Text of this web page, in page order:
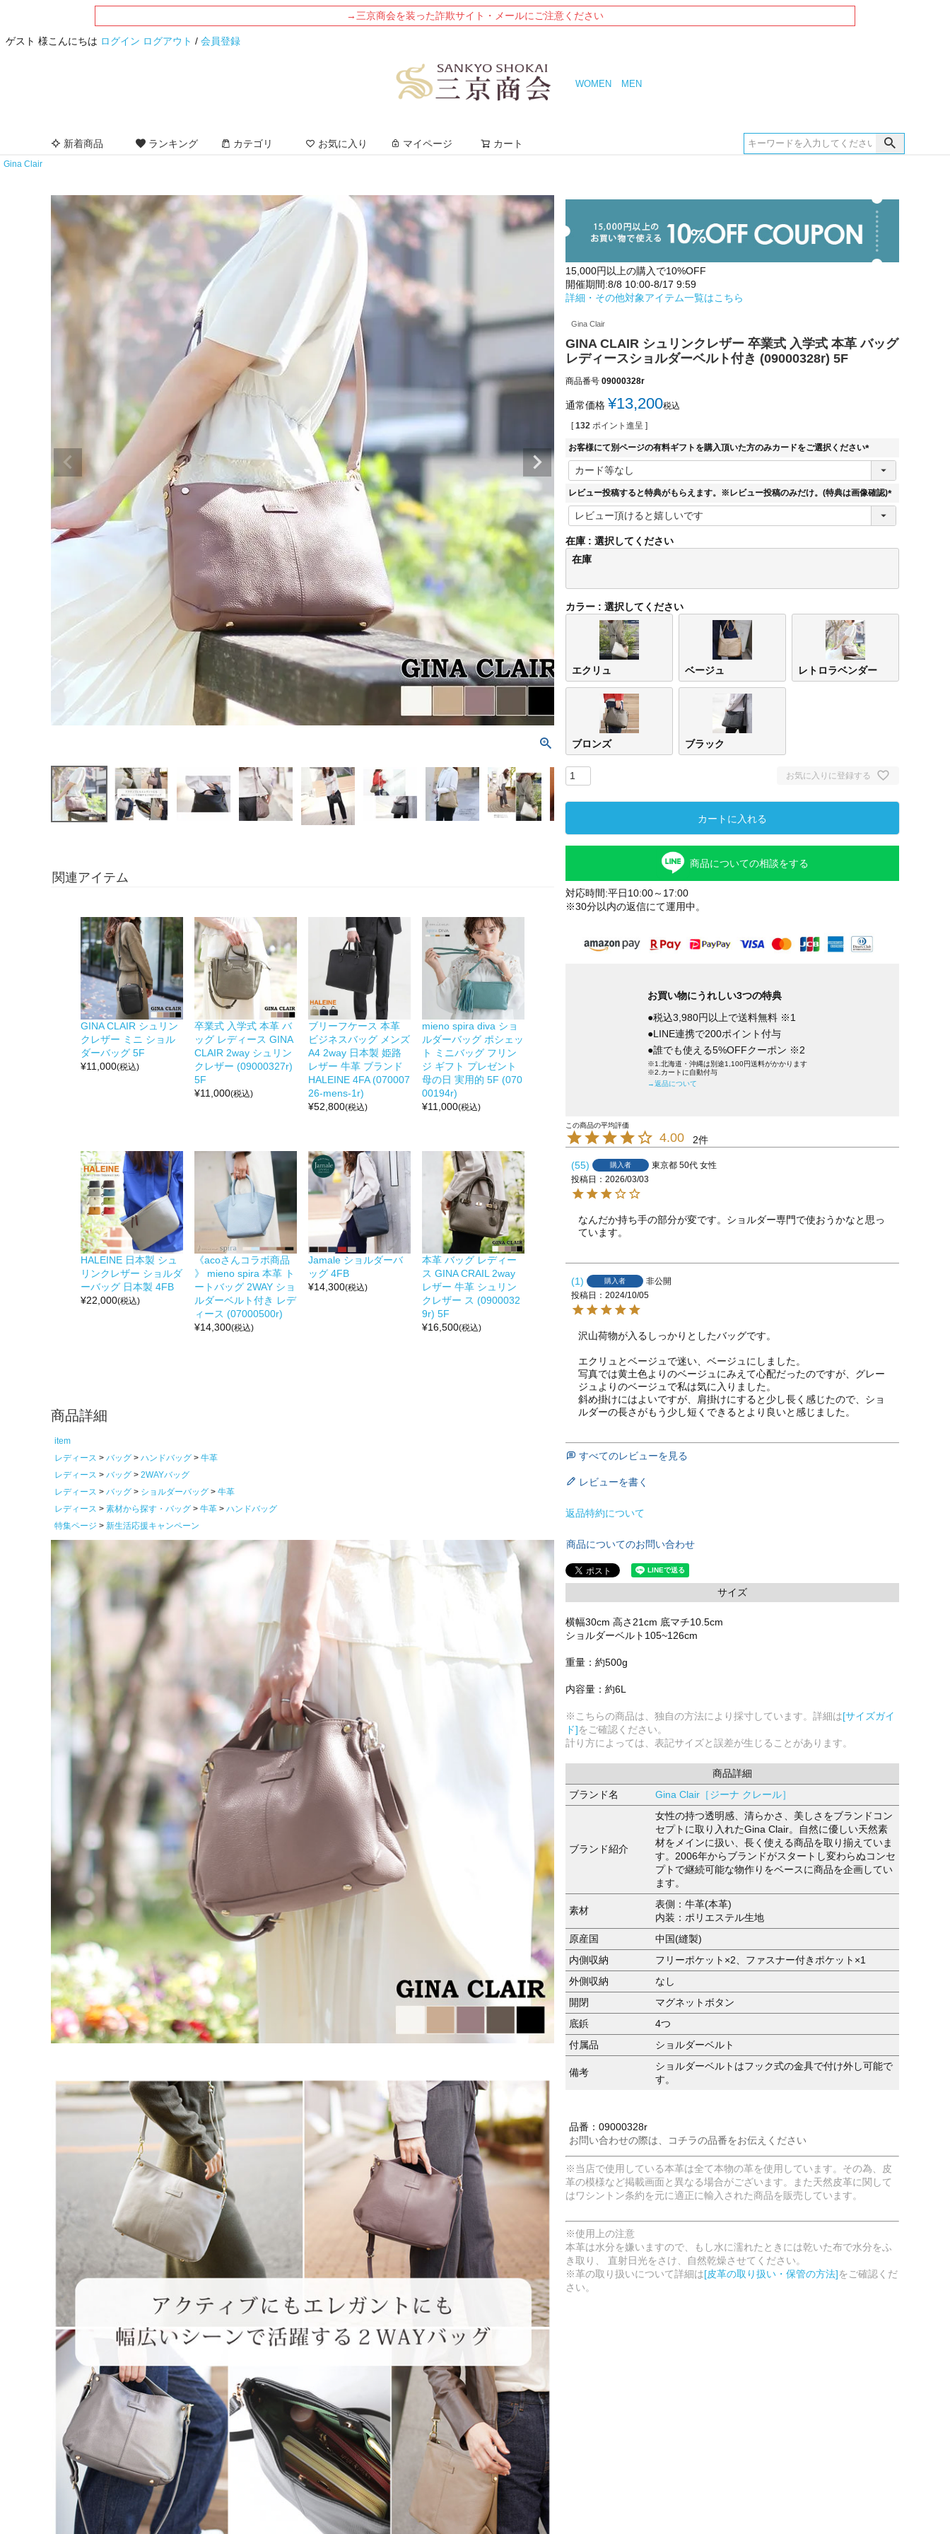
→三京商会を装った詐欺サイト・メールにご注意ください
ゲスト 様こんにちは ログイン ログアウト / 会員登録
WOMEN MEN
新着商品 ランキング カテゴリ お気に入り マイページ カート
Gina Clair
関連アイテム
GINA CLAIR シュリン
クレザー ミニ ショル
ダーバッグ 5F
¥11,000(税込)
卒業式 入学式 本革 バ
ッグ レディース GINA
CLAIR 2way シュリン
クレザー (09000327r)
5F
¥11,000(税込)
ブリーフケース 本革
ビジネスバッグ メンズ
A4 2way 日本製 姫路
レザー 牛革 ブランド
HALEINE 4FA (070007
26-mens-1r)
¥52,800(税込)
mieno spira diva ショ
ルダーバッグ ポシェッ
ト ミニバッグ フリン
ジ ギフト プレゼント
母の日 実用的 5F (070
00194r)
¥11,000(税込)
HALEINE 日本製 シュ
リンクレザー ショルダ
ーバッグ 日本製 4FB
¥22,000(税込)
《acoさんコラボ商品
》 mieno spira 本革 ト
ートバッグ 2WAY ショ
ルダーベルト付き レデ
ィース (07000500r)
¥14,300(税込)
Jamale ショルダーバ
ッグ 4FB
¥14,300(税込)
本革 バッグ レディー
ス GINA CRAIL 2way
レザー 牛革 シュリン
クレザー ス (0900032
9r) 5F
¥16,500(税込)
商品詳細
item
レディース
バッグ ハンドバッグ
牛革
レディース
バッグ
2WAYバッグ
レディース
バッグ ショルダーバッグ
牛革
レディース
素材から探す・バッグ 牛革
ハンドバッグ
特集ページ
新生活応援キャンペーン
15,000円以上の購入で10%OFF
開催期間:8/8 10:00-8/17 9:59
詳細・その他対象アイテム一覧はこちら
Gina Clair
GINA CLAIR シュリンクレザー 卒業式 入学式 本革 バッグ
レディースショルダーベルト付き (09000328r) 5F
商品番号 09000328r
通常価格 ¥13,200税込
[ 132 ポイント進呈 ]
お客様にて別ページの有料ギフトを購入頂いた方のみカードをご選択ください
(
須
レビュー投稿すると特典がもらえます。※レビュー投稿のみだけ。(特典は画像確認)
(
)
在庫
選択してください
在庫
カラー 選択してください
エクリュ ベージュ レトロラベンダー
ブロンズ ブラック
お気に入りに登録する
カートに入れる
商品についての相談をする
対応時間:平日10:00～17:00
※30分以内の返信にて運用中。
お買い物にうれしい3つの特典
●税込3,980円以上で送料無料 ※1
●LINE連携で200ポイント付与
●誰でも使える5%OFFクーポン ※2
※1.北海道・沖縄は別途1,100円送料がかかります
※2.カートに自動付与
→返品について
4.00 2
55 購入者 東京都 50代 女性
投稿日
2026/03/03
なんだか持ち手の部分が変です。ショルダー専門で使おうかなと思っ
ています。
1 購入者
非公開
投稿日
2024/10/05
沢山荷物が入るしっかりとしたバッグです。
エクリュとベージュで迷い、ベージュにしました。
写真では黄土色よりのベージュにみえて心配だったのですが、グレー
ジュよりのベージュで私は気に入りました。
斜め掛けにはよいですが、肩掛けにすると少し長く感じたので、ショ
ルダーの長さがもう少し短くできるとより良いと感じました。
すべてのレビューを見る
レビューを書く
返品特約について
商品についてのお問い合わせ
サイズ
横幅30cm 高さ21cm 底マチ10.5cm
ショルダーベルト105~126cm
重量：約500g
内容量：約6L
※こちらの商品は、独自の方法により採寸しています。詳細は[サイズガイ
ド]をご確認ください。
計り方によっては、表記サイズと誤差が生じることがあります。
商品詳細
ブランド名
Gina Clair［ジーナ クレール］
ブランド紹介
女性の持つ透明感、清らかさ、美しさをブランドコン
セプトに取り入れたGina Clair。自然に優しい天然素
材をメインに扱い、長く使える商品を取り揃えていま
す。2006年からブランドがスタートし変わらぬコンセ
プトで継続可能な物作りをベースに商品を企画してい
ます。
素材
表側：牛革(本革)
内装：ポリエステル生地
原産国
中国(縫製)
内側収納
フリーポケット×2、ファスナー付きポケット×1
外側収納
なし
開閉
マグネットボタン
底鋲
4つ
付属品
ショルダーベルト
備考
ショルダーベルトはフック式の金具で付け外し可能で
す。
品番：09000328r
お問い合わせの際は、コチラの品番をお伝えください
※当店で使用している本革は全て本物の革を使用しています。その為、皮
革の模様など掲載画面と異なる場合がございます。また天然皮革に関して
はワシントン条約を元に適正に輸入された商品を販売しています。
※使用上の注意
本革は水分を嫌いますので、もし水に濡れたときには乾いた布で水分をふ
き取り、 直射日光をさけ、自然乾燥させてください。
※革の取り扱いについて詳細は[皮革の取り扱い・保管の方法]をご確認くだ
さい。